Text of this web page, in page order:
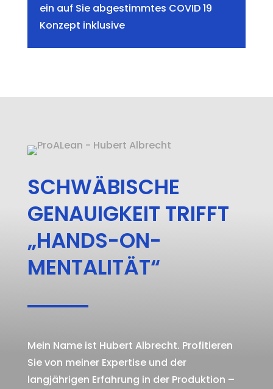
ein auf Sie abgestimmtes COVID 19
Konzept inklusive
SCHWÄBISCHE
GENAUIGKEIT TRIFFT
„HANDS-ON-
MENTALITÄT“
Mein Name ist Hubert Albrecht. Profitieren
Sie von meiner Expertise und der
langjährigen Erfahrung in der Produktion –